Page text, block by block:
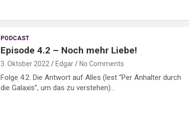
PODCAST
Episode 4.2 – Noch mehr Liebe!
3. Oktober 2022 Edgar No Comments
Folge 4.2. Die Antwort auf Alles (lest “Per Anhalter durch
die Galaxis”, um das zu verstehen)…